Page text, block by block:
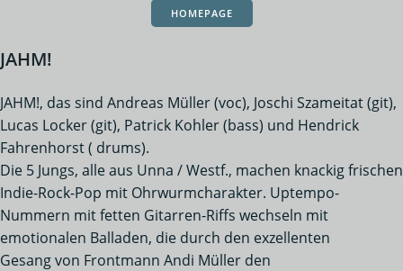
HOMEPAGE
JAHM!
JAHM!, das sind Andreas Müller (voc), Joschi Szameitat (git),
Lucas Locker (git), Patrick Kohler (bass) und Hendrick
Fahrenhorst ( drums).
Die 5 Jungs, alle aus Unna / Westf., machen knackig frischen
Indie-Rock-Pop mit Ohrwurmcharakter. Uptempo-
Nummern mit fetten Gitarren-Riffs wechseln mit
emotionalen Balladen, die durch den exzellenten
Gesang von Frontmann Andi Müller den